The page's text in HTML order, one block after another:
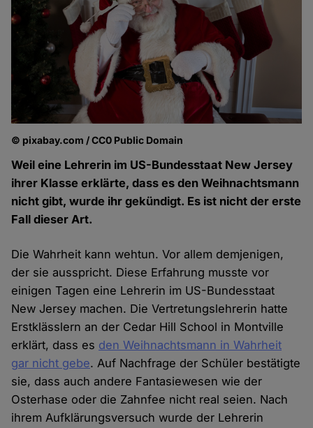
© pixabay.com / CC0 Public Domain
Weil eine Lehrerin im US-Bundesstaat New Jersey
ihrer Klasse erklärte, dass es den Weihnachtsmann
nicht gibt, wurde ihr gekündigt. Es ist nicht der erste
Fall dieser Art.
Die Wahrheit kann wehtun. Vor allem demjenigen,
der sie ausspricht. Diese Erfahrung musste vor
einigen Tagen eine Lehrerin im US-Bundesstaat
New Jersey machen. Die Vertretungslehrerin hatte
Erstklässlern an der Cedar Hill School in Montville
erklärt, dass es den Weihnachtsmann in Wahrheit
gar nicht gebe. Auf Nachfrage der Schüler bestätigte
sie, dass auch andere Fantasiewesen wie der
Osterhase oder die Zahnfee nicht real seien. Nach
ihrem Aufklärungsversuch wurde der Lehrerin